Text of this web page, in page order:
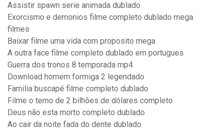
Assistir spawn serie animada dublado
Exorcismo e demonios filme completo dublado mega
filmes
Baixar filme uma vida com proposito mega
A outra face filme completo dublado em portugues
Guerra dos tronos 8 temporada mp4
Download homem formiga 2 legendado
Familia buscapé filme completo dublado
Filme o terno de 2 bilhões de dólares completo
Deus não esta morto completo dublado
Ao cair da noite fada do dente dublado